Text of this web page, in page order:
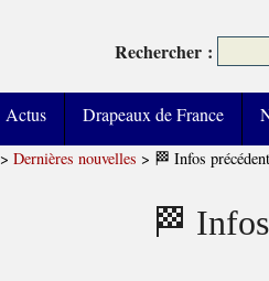
Rechercher :
Actus Drapeaux de France
> Dernières nouvelles > 🏁 Infos
🏁